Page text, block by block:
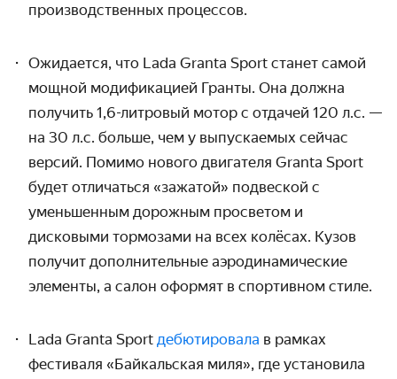
производственных процессов.
Ожидается, что Lada Granta Sport станет самой
мощной модификацией Гранты. Она должна
получить 1,6-литровый мотор с отдачей 120 л.с. —
на 30 л.с. больше, чем у выпускаемых сейчас
версий. Помимо нового двигателя Granta Sport
будет отличаться «зажатой» подвеской с
уменьшенным дорожным просветом и
дисковыми тормозами на всех колёсах. Кузов
получит дополнительные аэродинамические
элементы, а салон оформят в спортивном стиле.
Lada Granta Sport дебютировала в рамках
фестиваля «Байкальская миля», где установила